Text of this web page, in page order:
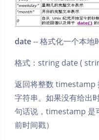
date-- 格式化一个本地
格式：string date (
返回将整数 timestamp
字符串。如果没有给出
句话说，timestamp 是
前时间戳）